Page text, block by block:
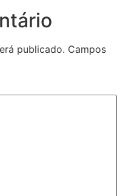
publicado. Campos